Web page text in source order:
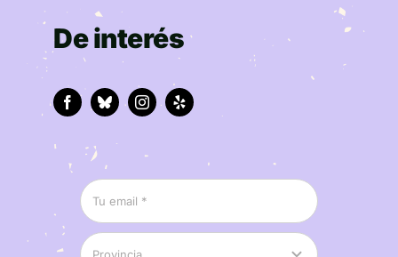
De interés